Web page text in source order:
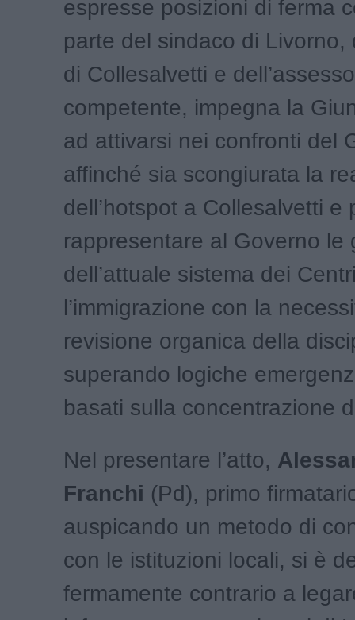
espresse posizioni di ferma
parte del sindaco di Livorno,
di Collesalvetti e
competente, impegna la
ad attivarsi nei confronti del
affinché sia scongiurata la
dell’hotspot a Collesalvetti e
rappresentare al Governo le
dell’attuale sistema dei
l’immigrazione con la
revisione organica della
superando logiche
basati sulla concentrazione
Nel presentare l’atto,
Franchi (Pd), primo
auspicando un metodo di
con le istituzioni locali, si è
fermamente contrario a